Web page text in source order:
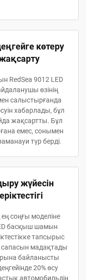
көтеру
RedSea 9012 LED
өзінің
салыстырғанда
хабарлады, бұл
жақсартты. Бұл
емес, сонымен
түр берді.
жүйесін
ең соңғы моделіне
басқыш шамын
тапсырыс
сапасын мадақтады
байланысты
20% өсу
автомобильдің